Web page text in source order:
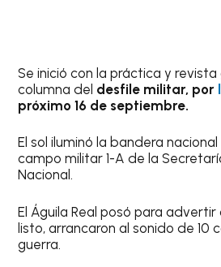
Se inició con la práctica y
columna del desfile militar, por
próximo 16 de septiembre.
El sol iluminó la bandera
campo militar 1-A de la
Nacional.
El Águila Real posó para
listo, arrancaron al sonido de 10
guerra.